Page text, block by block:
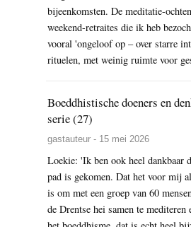
bijeenkomsten. De meditatie-
weekend-retraites die ik heb
vooral 'ongeloof op – over starre
rituelen, met weinig ruimte voor
Boeddhistische doeners en
serie (27)
gastauteur - 15 mei 2026
Loekie: 'Ik ben ook heel dankbaar
pad is gekomen. Dat het voor mij
is om met een groep van 60
de Drentse hei samen te mediteren